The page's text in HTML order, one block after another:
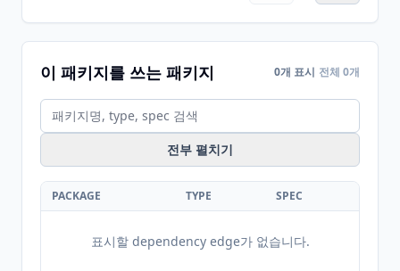
이 패키지를 쓰는 패키지 0개 표시 전체 0개
전부 펼치기
PACKAGE TYPE SPEC
표시할 dependency edge가 없습니다.